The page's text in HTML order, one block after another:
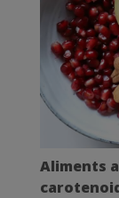
Aliments